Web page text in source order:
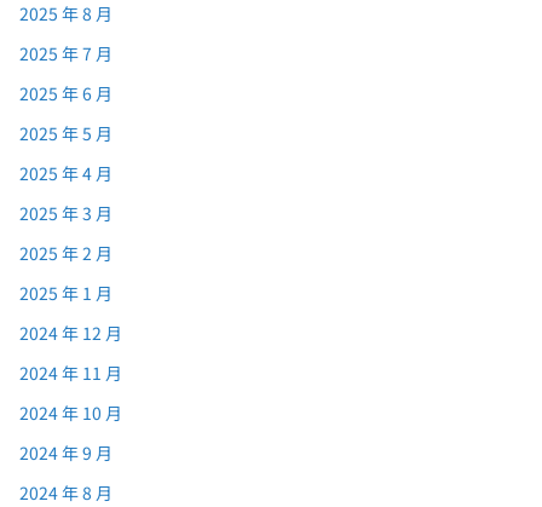
2025 年 8 月
2025 年 7 月
2025 年 6 月
2025 年 5 月
2025 年 4 月
2025 年 3 月
2025 年 2 月
2025 年 1 月
2024 年 12 月
2024 年 11 月
2024 年 10 月
2024 年 9 月
2024 年 8 月